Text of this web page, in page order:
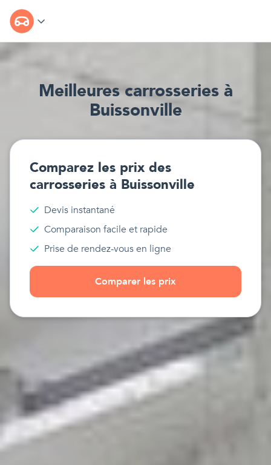
Meilleurescarrosseriesà
Buissonville
Comparez les prix des
carrosseries à Buissonville
Devis instantané
Comparaison facile et rapide
Prise de rendez-vous en ligne
Comparer les prix